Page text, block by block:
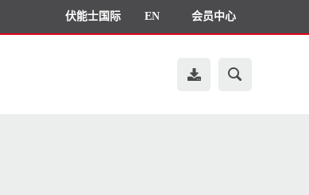
伏能士国际 EN 会员中心